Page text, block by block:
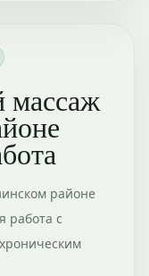
массаж
районе
работа с